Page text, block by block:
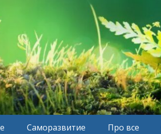
Саморазвитие Про все